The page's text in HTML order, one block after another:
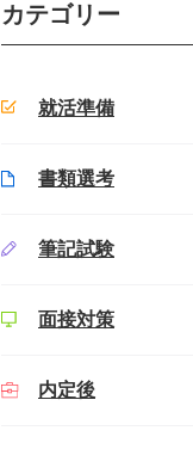
カテゴリー
就活準備
書類選考
筆記試験
面接対策
内定後